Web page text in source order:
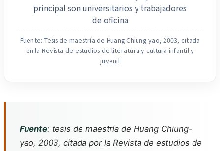
principal son universitarios y trabajadores
de oficina
Fuente: Tesis de maestría de Huang Chiung-yao, 2003, citada
en la Revista de estudios de literatura y cultura infantil y
juvenil
Fuente: tesis de maestría de Huang Chiung-
yao, 2003, citada por la Revista de estudios de